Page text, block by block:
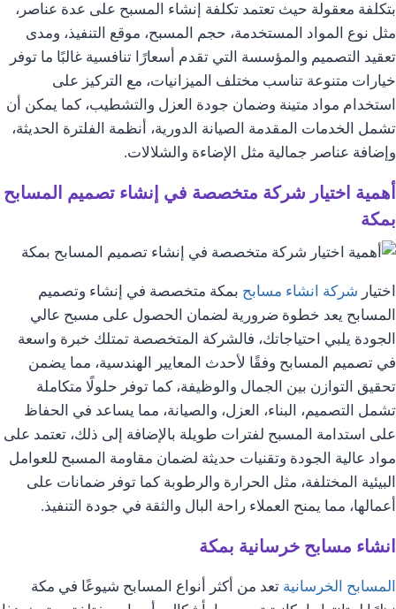
بتكلفة معقولة حيث تعتمد تكلفة إنشاء المسبح على عدة عناصر،
مثل نوع المواد المستخدمة، حجم المسبح، موقع التنفيذ، ومدى
تعقيد التصميم والمؤسسة التي تقدم أسعارًا تنافسية غالبًا ما توفر
خيارات متنوعة تناسب مختلف الميزانيات، مع التركيز على
استخدام مواد متينة وضمان جودة العزل والتشطيب، كما يمكن أن
تشمل الخدمات المقدمة الصيانة الدورية، أنظمة الفلترة الحديثة،
وإضافة عناصر جمالية مثل الإضاءة والشلالات.
أهمية اختيار شركة متخصصة في إنشاء تصميم المسابح
بمكة
اختيار شركة انشاء مسابح بمكة متخصصة في إنشاء وتصميم
المسابح يعد خطوة ضرورية لضمان الحصول على مسبح عالي
الجودة يلبي احتياجاتك، فالشركة المتخصصة تمتلك خبرة واسعة
في تصميم المسابح وفقًا لأحدث المعايير الهندسية، مما يضمن
تحقيق التوازن بين الجمال والوظيفة، كما توفر حلولًا متكاملة
تشمل التصميم، البناء، العزل، والصيانة، مما يساعد في الحفاظ
على استدامة المسبح لفترات طويلة بالإضافة إلى ذلك، تعتمد على
مواد عالية الجودة وتقنيات حديثة لضمان مقاومة المسبح للعوامل
البيئية المختلفة، مثل الحرارة والرطوبة كما توفر ضمانات على
أعمالها، مما يمنح العملاء راحة البال والثقة في جودة التنفيذ.
انشاء مسابح خرسانية بمكة
المسابح الخرسانية تعد من أكثر أنواع المسابح شيوعًا في مكة